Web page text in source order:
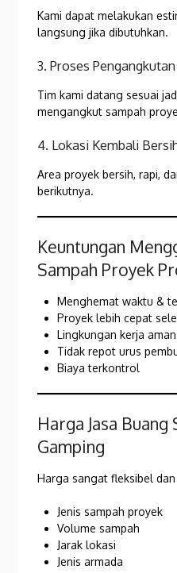
Kami dapat melakukan
langsung jika dibutuhkan.
3. Proses Pengangkutan
Tim kami datang sesuai
mengangkut sampah
4. Lokasi Kembali
Area proyek bersih, rapi,
berikutnya.
Keuntungan
Sampah Proyek
Menghemat waktu &
Proyek lebih cepat
Lingkungan kerja aman
Tidak repot urus
Biaya terkontrol
Harga Jasa
Gamping
Harga sangat fleksibel
Jenis sampah proyek
Volume sampah
Jarak lokasi
Jenis armada